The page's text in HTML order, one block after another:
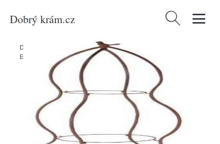
Dobrý krám.cz Vyhledávání
Domů Dekorace/Kovová podpěra rostiln ø 46 cm –
Esschert Design